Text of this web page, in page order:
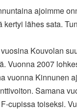
ajoimme
kertyi lähes sata.
Kouvolan
Vuonna 2007
vuonna Kinnunen
Samana
cupissa toiseksi.